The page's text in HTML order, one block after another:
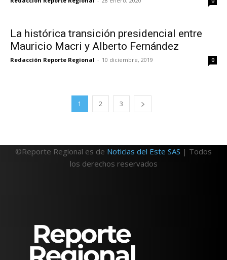
La histórica transición presidencial entre
Mauricio Macri y Alberto Fernández
Redacción Reporte Regional - 10 diciembre, 2019 0
1 2 3
©Reporte Regional es de Noticias del Este SAS | Todos
los derechos reservados